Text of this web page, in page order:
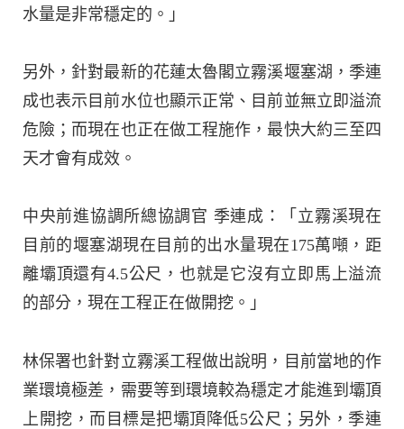
水量是非常穩定的。」
另外，針對最新的花蓮太魯閣立霧溪堰塞湖，季連
成也表示目前水位也顯示正常、目前並無立即溢流
危險；而現在也正在做工程施作，最快大約三至四
天才會有成效。
中央前進協調所總協調官 季連成：「立霧溪現在
目前的堰塞湖現在目前的出水量現在175萬噸，距
離壩頂還有4.5公尺，也就是它沒有立即馬上溢流
的部分，現在工程正在做開挖。」
林保署也針對立霧溪工程做出說明，目前當地的作
業環境極差，需要等到環境較為穩定才能進到壩頂
上開挖，而目標是把壩頂降低5公尺；另外，季連